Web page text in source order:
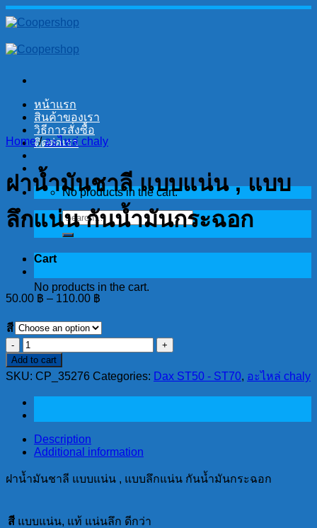
Skip
to
หน้าแรก
สินค้าของเรา
วิธีการสั่งซื้อ
ติดต่อเรา
No products in the cart.
Search
for:
Cart
No products in the cart.
Home / อะไหล่ chaly
ฝาน้ำมันชาลี แบบแน่น , แบบ
ลึกแน่น กันน้ำมันกระฉอก
50.00 ฿ – 110.00 ฿
สี
ฝา
น้ำมัน
ชาลี
แบบ
แน่น
แบบ
แน่น
น้ำมัน
Add to cart
SKU: CP_35276 Categories: Dax ST50 - ST70, อะไหล่ chaly
Description
Additional information
ฝาน้ำมันชาลี แบบแน่น , แบบลึกแน่น กันน้ำมันกระฉอก
สี แบบแน่น, แท้ แน่นลึก ดีกว่า